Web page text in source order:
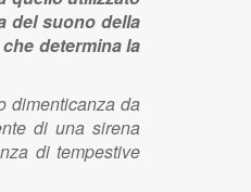
del suono della
determina la
dimenticanza da
di una sirena
di tempestive